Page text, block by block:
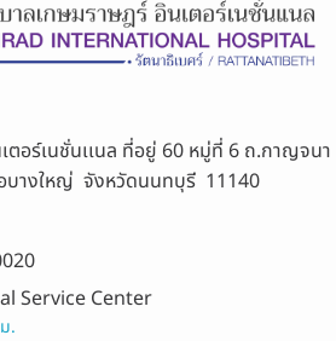
ตอร์เนชั่นเเนล ที่อยู่ 60 หมู่ที่ 6 ถ.กาญจนา
บางใหญ่ จังหวัดนนทบุรี 11140
Service Center
.